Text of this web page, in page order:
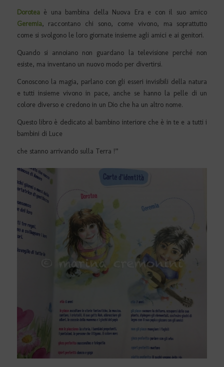
Doroteaè una bambina della Nuova Era e con il suo amico
Geremia, raccontano chi sono, come vivono, ma soprattutto
come si svolgono le loro giornate insieme agli amici e ai genitori.
Quando si annoiano non guardano la televisione perché non
esiste, ma inventano un nuovo modo per divertirsi.
Conoscono la magia, parlano con gli esseri invisibili della natura
e tutti insieme vivono in pace, anche se hanno la pelle di un
colore diverso e credono in un Dio che ha un altro nome.
Questo libro è dedicato al bambino interiore che è in te e a tutti i
bambini di Luce
che stanno arrivando sulla Terra !”